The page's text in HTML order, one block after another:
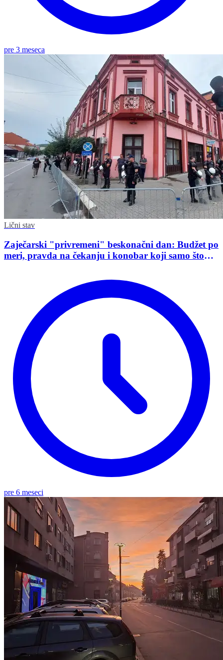
pre 3 meseca
Lični stav
Zaječarski "privremeni" beskonačni dan: Budžet po
meri, pravda na čekanju i konobar koji samo što
pre 6 meseci